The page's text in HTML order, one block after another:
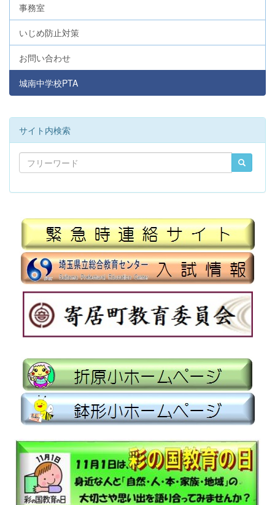
事務室
いじめ防止対策
お問い合わせ
城南中学校PTA
サイト内検索